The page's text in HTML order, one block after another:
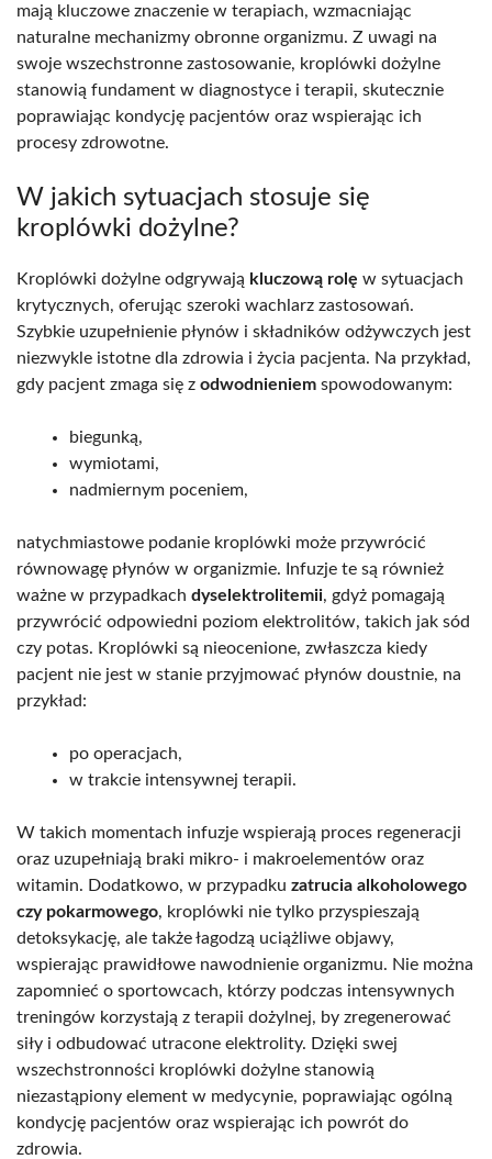
mają kluczowe znaczenie w terapiach, wzmacniając
naturalne mechanizmy obronne organizmu. Z uwagi na
swoje wszechstronne zastosowanie, kroplówki dożylne
stanowią fundament w diagnostyce i terapii, skutecznie
poprawiając kondycję pacjentów oraz wspierając ich
procesy zdrowotne.
W jakich sytuacjach stosuje się
kroplówki dożylne?
Kroplówki dożylne odgrywają kluczową rolę w sytuacjach
krytycznych, oferując szeroki wachlarz zastosowań.
Szybkie uzupełnienie płynów i składników odżywczych jest
niezwykle istotne dla zdrowia i życia pacjenta. Na przykład,
gdy pacjent zmaga się z odwodnieniem spowodowanym:
biegunką,
wymiotami,
nadmiernym poceniem,
natychmiastowe podanie kroplówki może przywrócić
równowagę płynów w organizmie. Infuzje te są również
ważne w przypadkach dyselektrolitemii, gdyż pomagają
przywrócić odpowiedni poziom elektrolitów, takich jak sód
czy potas. Kroplówki są nieocenione, zwłaszcza kiedy
pacjent nie jest w stanie przyjmować płynów doustnie, na
przykład:
po operacjach,
w trakcie intensywnej terapii.
W takich momentach infuzje wspierają proces regeneracji
oraz uzupełniają braki mikro- i makroelementów oraz
witamin. Dodatkowo, w przypadku zatrucia alkoholowego
czy pokarmowego, kroplówki nie tylko przyspieszają
detoksykację, ale także łagodzą uciążliwe objawy,
wspierając prawidłowe nawodnienie organizmu. Nie można
zapomnieć o sportowcach, którzy podczas intensywnych
treningów korzystają z terapii dożylnej, by zregenerować
siły i odbudować utracone elektrolity. Dzięki swej
wszechstronności kroplówki dożylne stanowią
niezastąpiony element w medycynie, poprawiając ogólną
kondycję pacjentów oraz wspierając ich powrót do
zdrowia.